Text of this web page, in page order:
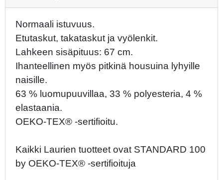
Normaali istuvuus.
Etutaskut, takataskut ja vyölenkit.
Lahkeen sisäpituus: 67 cm.
Ihanteellinen myös pitkinä housuina lyhyille
naisille.
63 % luomupuuvillaa, 33 % polyesteria, 4 %
elastaania.
OEKO-TEX® -sertifioitu.
Kaikki Laurien tuotteet ovat STANDARD 100
by OEKO-TEX® -sertifioituja